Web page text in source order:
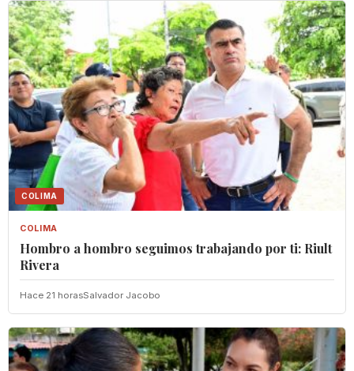
COLIMA
COLIMA
Hombro a hombro seguimos trabajando por ti: Riult
Rivera
Hace 21 horasSalvador Jacobo